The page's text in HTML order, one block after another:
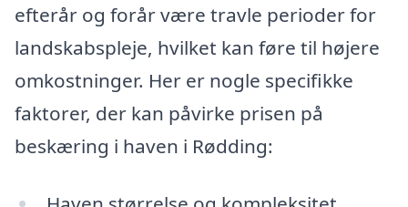
efterår og forår være travle perioder for
landskabspleje, hvilket kan føre til højere
omkostninger. Her er nogle specifikke
faktorer, der kan påvirke prisen på
beskæring i haven i Rødding: